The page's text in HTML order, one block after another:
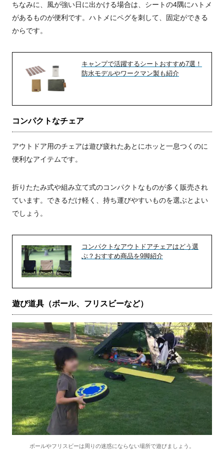
ちなみに、風が強い日に出かける場合は、シートの4隅にハトメ
があるものが便利です。ハトメにペグを刺して、固定ができる
からです。
キャンプで活躍するシートおすすめ7選！
防水モデルやワークマン製も紹介
コンパクトなチェア
アウトドア用のチェアは遊び疲れたあとにホッと一息つくのに
便利なアイテムです。
折りたたみ式や組み立て式のコンパクトなものが多く販売され
ています。できるだけ軽く、持ち運びやすいものを選ぶとよい
でしょう。
コンパクトなアウトドアチェアはどう選
ぶ？おすすめ商品を9脚紹介
遊び道具（ボール、フリスビーなど）
ボールやフリスビーは周りの迷惑にならない場所で遊びましょう。